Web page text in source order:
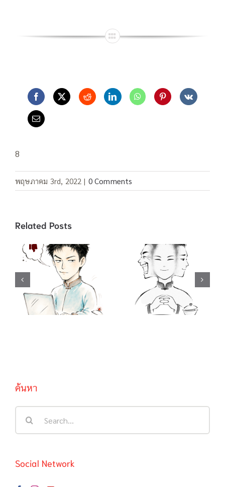
8
พฤษภาคม 3rd, 2022 | 0 Comments
Related Posts
คำสแลง 酸民 ชาว
เน็ตขี้อิจฉา / 吃不
到葡萄说葡萄酸
กินองุ่นไม่ได้ เลย
บอกว่าองุ่นเปรี้ยว
คำสแลง “อยู่เป็น”
/ 死马当做活马医
ทำเต็มที่เผื่อจะมี
ปาฏิหาริย์ / 聪明
反被聪明误 คน
ฉลาดมักตกเป็น
ค้นหา
Social Network